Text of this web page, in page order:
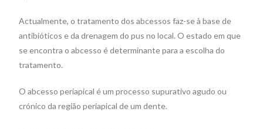
Actualmente, o tratamento dos abcessos faz-se à base de
antibióticos e da drenagem do pus no local. O estado em que
se encontra o abcesso é determinante para a escolha do
tratamento.
O abcesso periapical é um processo supurativo agudo ou
crónico da região periapical de um dente.